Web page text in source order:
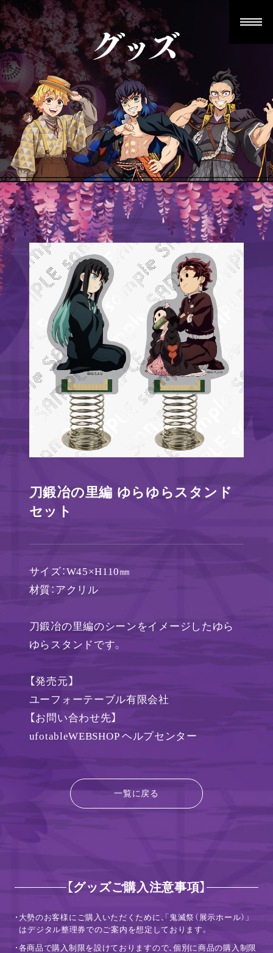
刀鍛冶の里編 ゆらゆらスタンド
セット
サイズ：W45×H110㎜
材質：アクリル
刀鍛冶の里編のシーンをイメージしたゆら
ゆらスタンドです。
【発売元】
ユーフォーテーブル有限会社
【お問い合わせ先】
ufotableWEBSHOP ヘルプセンター
一覧に戻る
【グッズご購入注意事項】
・大勢のお客様にご購入いただくために、「鬼滅祭（展示ホール）」
はデジタル整理券でのご案内を想定しております。
・各商品で購入制限を設けておりますので、個別に商品の購入制限